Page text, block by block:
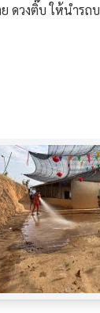
วงติ๊บ ให้นำร